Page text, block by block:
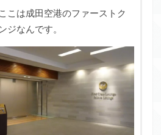
こは成田空港のファーストク
ジなんです。